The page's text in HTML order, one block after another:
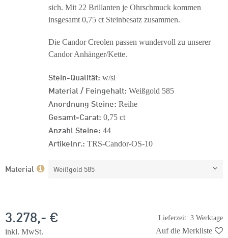
sich. Mit 22 Brillanten je Ohrschmuck kommen
insgesamt 0,75 ct Steinbesatz zusammen.
Die Candor Creolen passen wundervoll zu unserer
Candor Anhänger/Kette.
Stein-Qualität: w/si
Material / Feingehalt: Weißgold 585
Anordnung Steine: Reihe
Gesamt-Carat: 0,75 ct
Anzahl Steine: 44
Artikelnr.: TRS-Candor-OS-10
Material Weißgold 585
Lieferzeit: 3 Werktage
3.278,- €
inkl. MwSt.
Auf die Merkliste